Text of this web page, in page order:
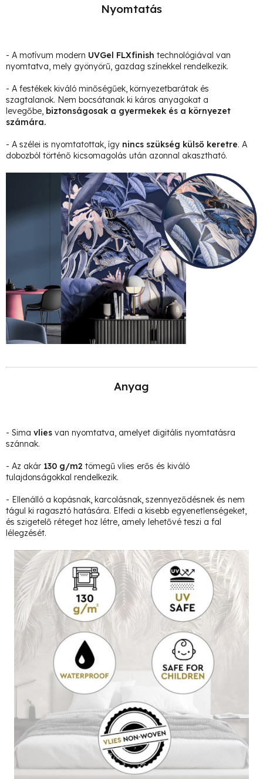
Nyomtatás
- A motívum modern UVGel FLXfinish technológiával van
nyomtatva, mely gyönyörű, gazdag színekkel rendelkezik.
- A festékek kiváló minőségűek, környezetbarátak és
szagtalanok. Nem bocsátanak ki káros anyagokat a
levegőbe, biztonságosak a gyermekek és a környezet
számára.
- A szélei is nyomtatottak, így nincs szükség külső keretre. A
dobozból történő kicsomagolás után azonnal akasztható.
Anyag
- Sima vlies van nyomtatva, amelyet digitális nyomtatásra
szánnak.
- Az akár 130 g/m2 tömegű vlies erős és kiváló
tulajdonságokkal rendelkezik.
- Ellenálló a kopásnak, karcolásnak, szennyeződésnek és nem
tágul ki ragasztó hatására. Elfedi a kisebb egyenetlenségeket,
és szigetelő réteget hoz létre, amely lehetővé teszi a fal
lélegzését.